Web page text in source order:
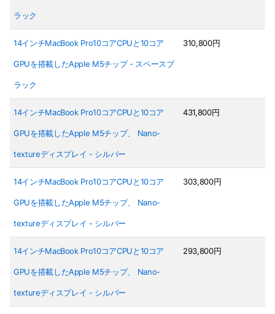
ラック
14インチMacBook Pro10コアCPUと10コア
GPUを搭載したApple M5チップ - スペースブ
ラック
310,800円
14インチMacBook Pro10コアCPUと10コア
GPUを搭載したApple M5チップ、 Nano-
textureディスプレイ - シルバー
431,800円
14インチMacBook Pro10コアCPUと10コア
GPUを搭載したApple M5チップ、 Nano-
textureディスプレイ - シルバー
303,800円
14インチMacBook Pro10コアCPUと10コア
GPUを搭載したApple M5チップ、 Nano-
textureディスプレイ - シルバー
293,800円